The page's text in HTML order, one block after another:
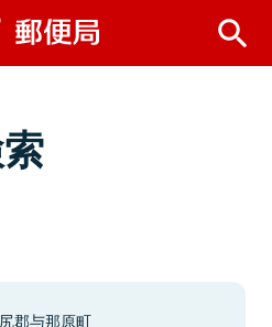
郡与那原町